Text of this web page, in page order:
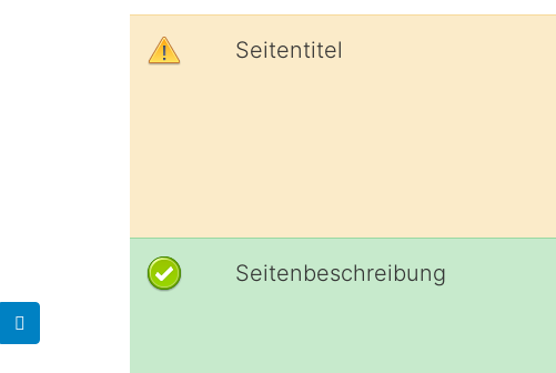
Seitentitel
Seitenbeschreibung